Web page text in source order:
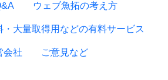
ウェブ魚拓の考え方
・大量取得用などの有料サービス
会社 ご意見など